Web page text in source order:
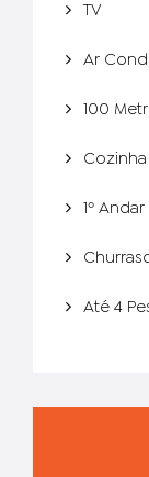
TV
Ar
100
Cozinha
1º Andar
Até 4